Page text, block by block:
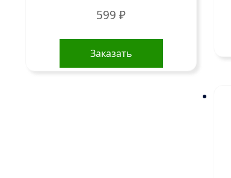
599₽
Заказать